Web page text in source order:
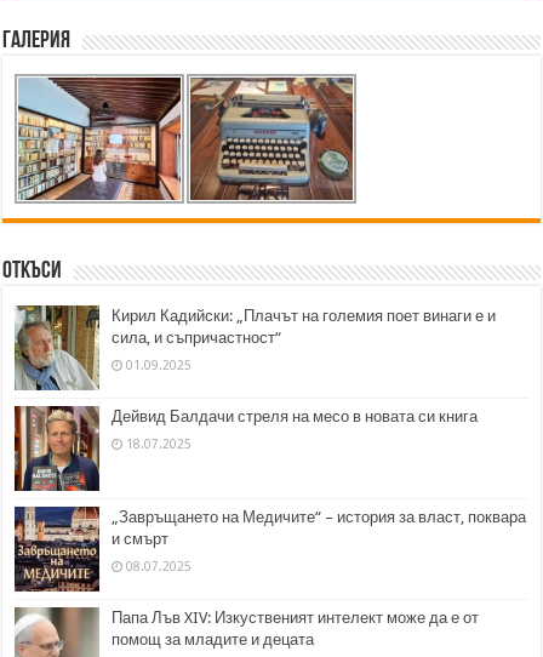
Галерия
Откъси
Кирил Кадийски: „Плачът на големия поет винаги е и
сила, и съпричастност“
01.09.2025
Дейвид Балдачи стреля на месо в новата си книга
18.07.2025
„Завръщането на Медичите“ – история за власт, поквара
и смърт
08.07.2025
Папа Лъв XIV: Изкуственият интелект може да е от
помощ за младите и децата